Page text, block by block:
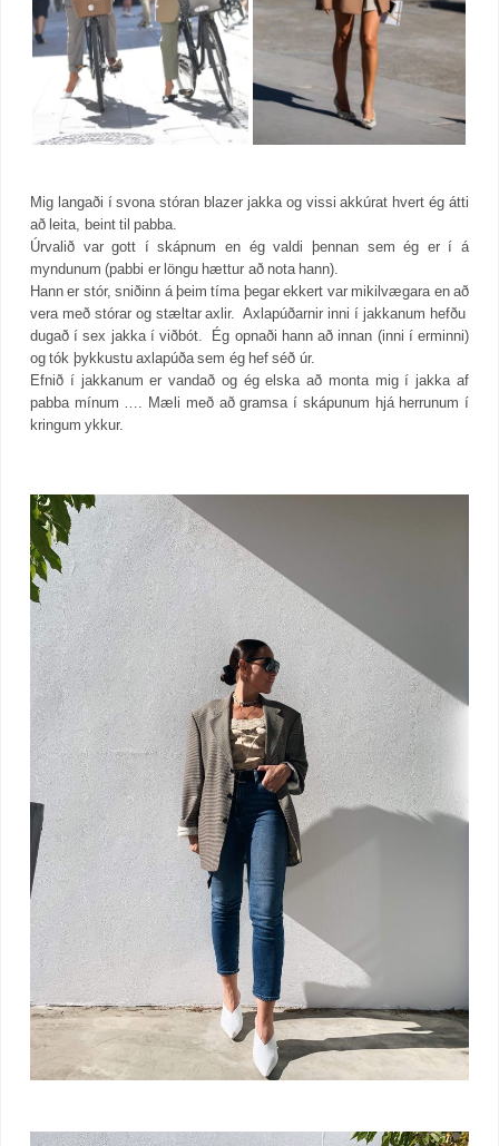
Mig langaði í svona stóran blazer jakka og vissi akkúrat hvert ég átti
að leita, beint til pabba.
Úrvalið var gott í skápnum en ég valdi þennan sem ég er í á
myndunum (pabbi er löngu hættur að nota hann).
Hann er stór, sniðinn á þeim tíma þegar ekkert var mikilvægara en að
vera með stórar og stæltar axlir. Axlapúðarnir inni í jakkanum hefðu
dugað í sex jakka í viðbót. Ég opnaði hann að innan (inni í erminni)
og tók þykkustu axlapúða sem ég hef séð úr.
Efnið í jakkanum er vandað og ég elska að monta mig í jakka af
pabba mínum …. Mæli með að gramsa í skápunum hjá herrunum í
kringum ykkur.